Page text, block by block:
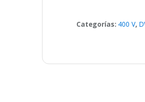
Categorías: 400 V,